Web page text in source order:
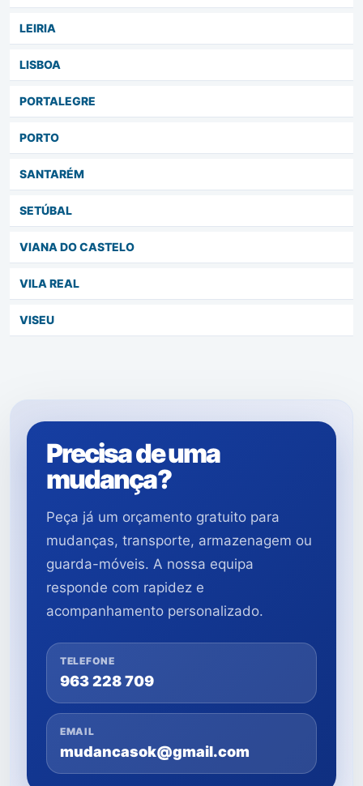
LEIRIA
LISBOA
PORTALEGRE
PORTO
SANTARÉM
SETÚBAL
VIANA DO CASTELO
VILA REAL
VISEU
Precisa de uma
mudança?
Peça já um orçamento gratuito para
mudanças, transporte, armazenagem ou
guarda-móveis. A nossa equipa
responde com rapidez e
acompanhamento personalizado.
TELEFONE
963 228 709
EMAIL
mudancasok@gmail.com